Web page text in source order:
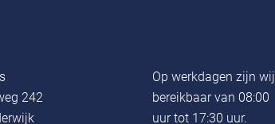
242
Op werkdagen zijn wij
bereikbaar van 08:00
uur tot 17:30 uur.